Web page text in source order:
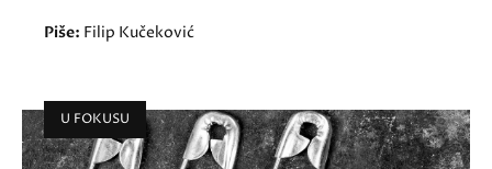
Piše: Filip Kučeković
U FOKUSU